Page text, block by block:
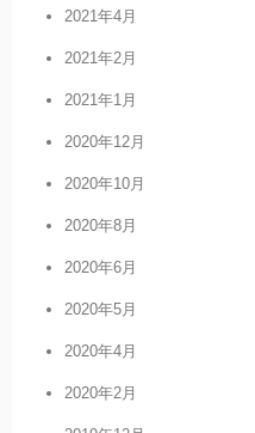
2021年4月
2021年2月
2021年1月
2020年12月
2020年10月
2020年8月
2020年6月
2020年5月
2020年4月
2020年2月